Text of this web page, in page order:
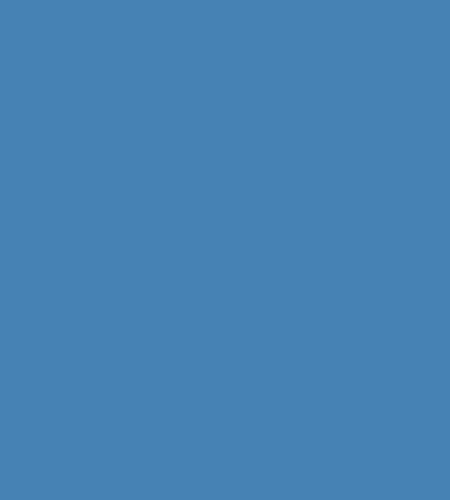
régió sokszínű népviseleteivel,
hagyományaival, mint pl. a
az utazók
őket a legjobban és mit visznek